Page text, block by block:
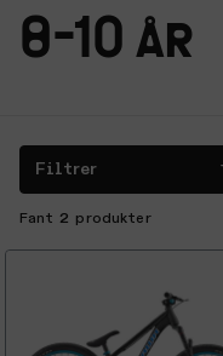
8-10 år
Filtrer
Fant 2 produkter